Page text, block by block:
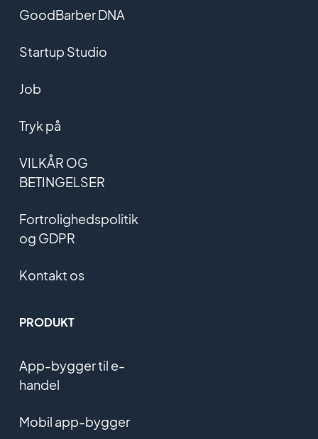
GoodBarber DNA
Startup Studio
Job
Tryk på
VILKÅR OG
BETINGELSER
Fortrolighedspolitik
og GDPR
Kontakt os
PRODUKT
App-bygger til e-
handel
Mobil app-bygger